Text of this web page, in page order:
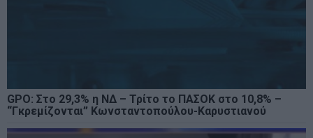
GPO: Στο 29,3% η ΝΔ – Τρίτο το ΠΑΣΟΚ στο 10,8% –
“Γκρεμίζονται” Κωνσταντοπούλου-Καρυστιανού